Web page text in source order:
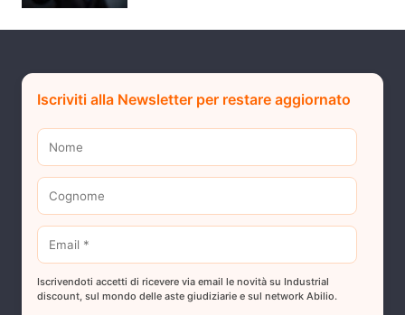
Iscriviti alla Newsletter per restare aggiornato
Iscrivendoti accetti di ricevere via email le novità su Industrial
discount, sul mondo delle aste giudiziarie e sul network Abilio.